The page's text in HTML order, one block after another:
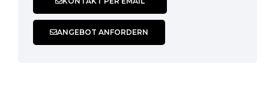
ANGEBOT ANFORDERN